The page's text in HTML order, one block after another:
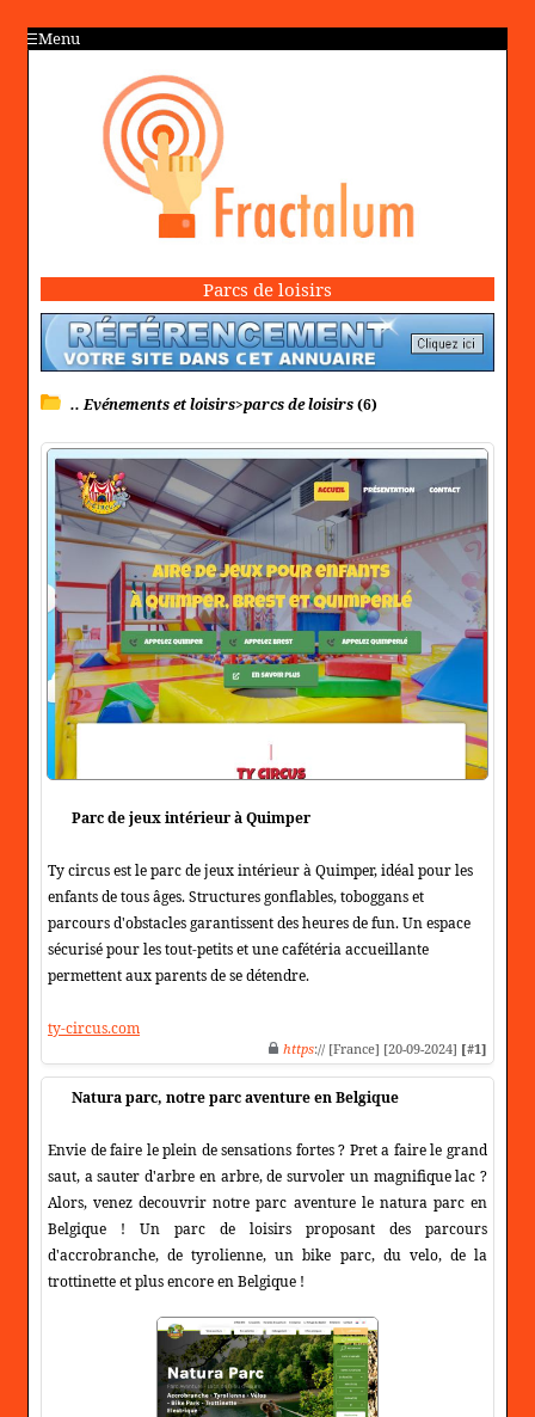
Menu
Parcs de loisirs
.. Evénements et loisirs>parcs de loisirs(6)
Parc de jeux intérieur à Quimper
Ty circus est le parc de jeux intérieur à Quimper, idéal pour les
enfants de tous âges. Structures gonflables, toboggans et
parcours d'obstacles garantissent des heures de fun. Un espace
sécurisé pour les tout-petits et une cafétéria accueillante
permettent aux parents de se détendre.
ty-circus.com
https:// [France] [20-09-2024] [#1]
Natura parc, notre parc aventure en Belgique
Envie de faire le plein de sensations fortes ? Pret a faire le grand
saut, a sauter d'arbre en arbre, de survoler un magnifique lac ?
Alors, venez decouvrir notre parc aventure le natura parc en
Belgique ! Un parc de loisirs proposant des parcours
d'accrobranche, de tyrolienne, un bike parc, du velo, de la
trottinette et plus encore en Belgique !